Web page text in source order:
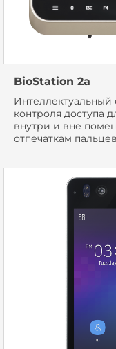
BioStation 2a
Интеллектуальный
контроля доступа
внутри и вне
отпечаткам